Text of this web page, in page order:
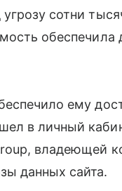
сотни
ему
в личный
владеющей
данных сайта.